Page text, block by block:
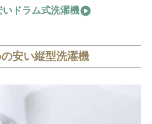
ドラム式洗濯機
安い縦型洗濯機